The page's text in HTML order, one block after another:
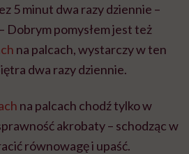
5 minut dwa razy dziennie –
Dobrym pomysłem jest też
na palcach, wystarczy w ten
dwa razy dziennie.
na palcach chodź tylko w
akrobaty – schodząc w
równowagę i upaść.